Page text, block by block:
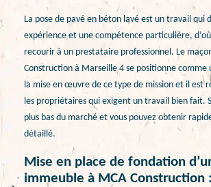
La pose de pavé en béton lavé est un travail qui
expérience et une compétence particulière,
recourir à un prestataire professionnel. Le
Construction à Marseille 4 se positionne comme
la mise en œuvre de ce type de mission et il est
les propriétaires qui exigent un travail bien fait.
plus bas du marché et vous pouvez obtenir
détaillé.
Mise en place de fondation
immeuble à MCA Construction